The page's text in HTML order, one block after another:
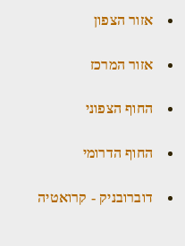
אזור הצפון
אזור המרכז
החוף הצפוני
החוף הדרומי
דוברובניק - קרואטיה